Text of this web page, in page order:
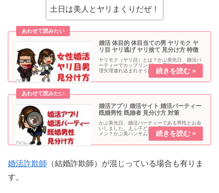
土日は美人とヤリまくりだぜ！
婚活 体目的 体目当ての男 ヤリモク ヤ
リ目 ヤリ逃げ ヤリ捨て 見分け方 特徴
ヤリモク（ヤリ目）とは？かぶ美先日、婚活パ
ーティーでカップリングした男性にホテルに無
理矢理連れ込まれそうになりましたかつ夫酷い
ですね。それは恐らくヤリモク男性です。ヤリ
モク＝エッチ目的男性ヤリ目（やりもく）とは
婚活アプリ 婚活サイト 婚活パーティー
既婚男性 既婚者 見分け方 対策
かぶ美先日、婚活パーティーである男性とお会
いしました。えふ子どんな男性だったの？イケ
メン？かぶ美ハンサムですが妻子持ちの既婚者
でした。こん太酷いなそりゃ。婚活サイトで嫌
な思いをしました。やり取りして良い感じだっ
婚活詐欺師 （結婚詐欺師）が混じっている場合も有りま
す。